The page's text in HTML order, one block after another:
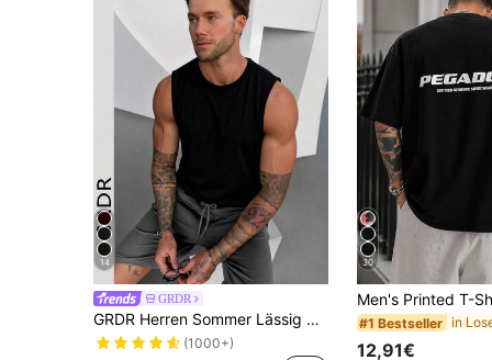
14
GRDR
GRDR Herren Sommer Lässig Rundhals Ärmellos Tank Top
(1000+)
30
#1 Bestseller
12,91€